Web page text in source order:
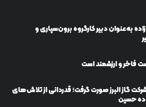
به‌عنوان دبیر كارگروه برون‌سپاری و
فاخر و ارزشمند است
گاز البرز صورت گرفت؛ قدردانی از تلاش‌های
حسین